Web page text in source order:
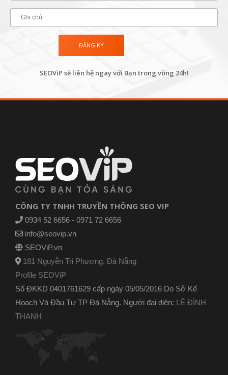
SEOViP sẽ liên hệ ngay với Bạn trong vòng 24h!
CÔNG TY TNHH TRUYỀN THÔNG SEO VIP
0934 52 6656 - 0971 72 6656
info@seovip.vn
SEOViP.vn
181 Nguyễn Tri Phương, Đà Nẵng
Profile SEOViP
Số ĐKKD 0401761629 cấp ngày 05/05/2016 Do Sở Kế
Hoạch Và Đầu Tư TP Đà Nẵng. Người đại diện: LÊ ĐÌNH
THANH